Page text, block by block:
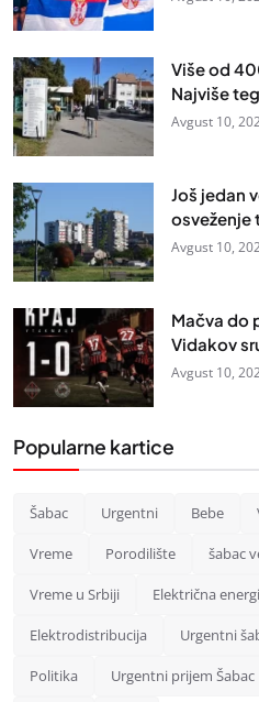
Više od
Najviše
Avgust 10,
Još jedan
osveženje
Avgust 10,
Mačva do
Vidakov
Avgust 10,
Popularne kartice
Šabac Urgentni Bebe
Vreme Porodilište šabac
Vreme u Srbiji Električna
Elektrodistribucija Urgentni
Politika Urgentni prijem Šabac